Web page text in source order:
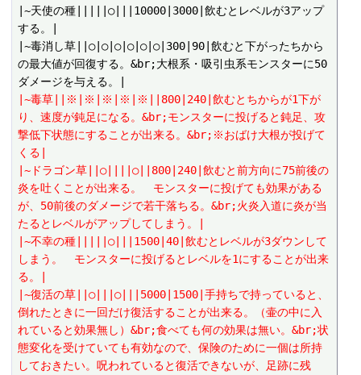
|~天使の種|||||○|||10000|3000|飲むとレベルが3アップ
する。|
|~毒消し草||○|○|○|○|○|○|300|90|飲むと下がったちから
の最大値が回復する。&br;大根系・吸引虫系モンスターに50
|~毒草||※|※|※|※|※||800|240|飲むとちからが1下が
り、速度が鈍足になる。&br;モンスターに投げると鈍足、攻
撃低下状態にすることが出来る。&br;※おばけ大根が投げて
くる|
|~ドラゴン草||○||||○||800|240|飲むと前方向に75前後の
炎を吐くことが出来る。　モンスターに投げても効果がある
が、50前後のダメージで若干落ちる。&br;火炎入道に炎が当
たるとレベルがアップしてしまう。|
|~不幸の種|||||○|||1500|40|飲むとレベルが3ダウンして
しまう。　モンスターに投げるとレベルを1にすることが出来
る。|
|~復活の草||○|||○|||5000|1500|手持ちで持っていると、
倒れたときに一回だけ復活することが出来る。（壷の中に入
れていると効果無し）&br;食べても何の効果は無い。&br;状
態変化を受けていても有効なので、保険のために一個は所持
しておきたい。呪われていると復活できないが、足跡に残